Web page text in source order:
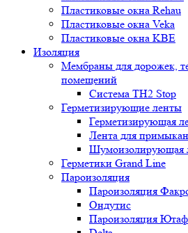
Пластиковые окна Rehau
Пластиковые окна Veka
Пластиковые окна KBE
Изоляция
Мембраны для дорожек,
помещений
Система TH2 Stop
Герметизирующие ленты
Герметизирующая
Лента для
Шумоизолирующая
Герметики Grand Line
Пароизоляция
Пароизоляция
Ондутис
Пароизоляция